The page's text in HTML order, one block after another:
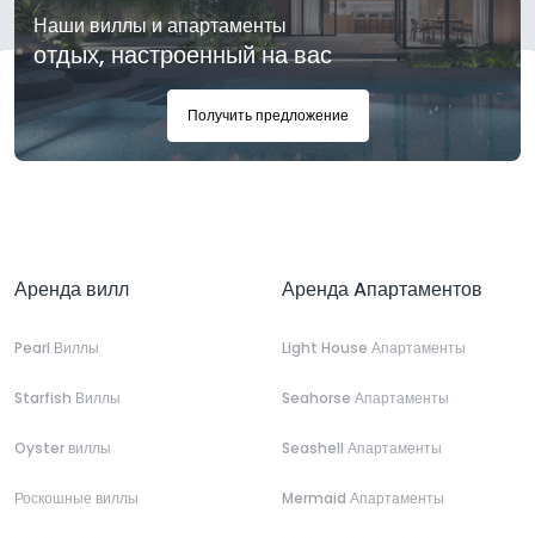
Наши виллы и апартаменты
отдых, настроенный на вас
Получить предложение
Аренда вилл
Pearl Виллы
Starfish Виллы
Oyster виллы
Роскошные виллы
Аренда Aпартаментов
Light House Апартаменты
Seahorse Апартаменты
Seashell Апартаменты
Mermaid Апартаменты